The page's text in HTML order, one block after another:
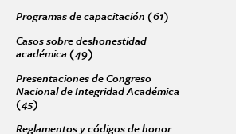
Programas de capacitación (61)
Casos sobre deshonestidad
académica (49)
Presentaciones de Congreso
Nacional de Integridad Académica
(45)
Reglamentos y códigos de honor